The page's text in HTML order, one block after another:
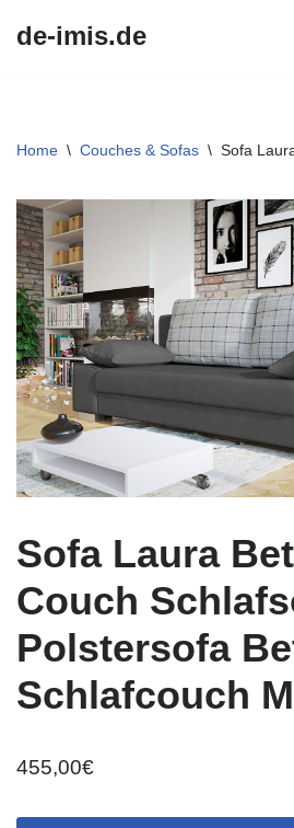
de-imis.de
Home \ Couches & Sofas \ Sofa
Sofa Laura
Couch
Polstersofa
Schlafcouch
455,00€